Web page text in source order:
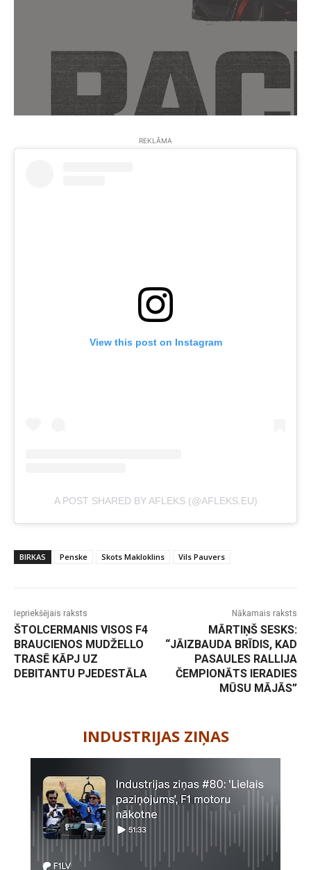
REKLĀMA
View this post on Instagram
A POST SHARED BY AFLEKS (@AFLEKS.EU)
BIRKAS Penske Skots Makloklins Vils Pauvers
Iepriekšējais raksts
ŠTOLCERMANIS VISOS F4
BRAUCIENOS MUDŽELLO
TRASĒ KĀPJ UZ
DEBITANTU PJEDESTĀLA
Nākamais raksts
MĀRTIŅŠ SESKS:
“JĀIZBAUDA BRĪDIS, KAD
PASAULES RALLIJA
ČEMPIONĀTS IERADIES
MŪSU MĀJĀS”
INDUSTRIJAS ZIŅAS